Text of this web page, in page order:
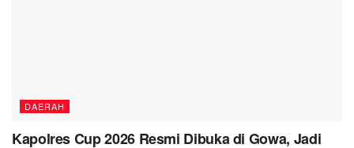
DAERAH
Kapolres Cup 2026 Resmi Dibuka di Gowa, Jadi